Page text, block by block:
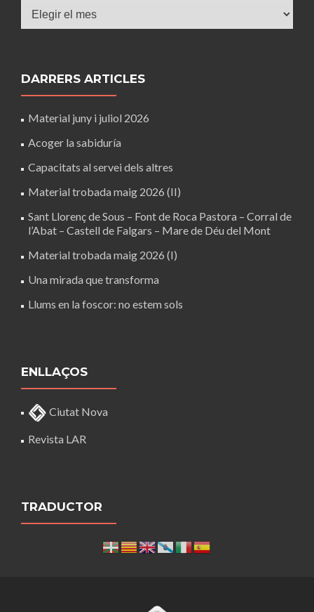
DARRERS ARTICLES
Material juny i juliol 2026
Acoger la sabiduría
Capacitats al servei dels altres
Material trobada maig 2026 (II)
Sant Llorenç de Sous – Font de Roca Pastora – Corral de
l’Abat – Castell de Falgars – Mare de Déu del Mont
Material trobada maig 2026 (I)
Una mirada que transforma
Llums en la foscor: no estem sols
ENLLAÇOS
Ciutat Nova
Revista LAR
TRADUCTOR